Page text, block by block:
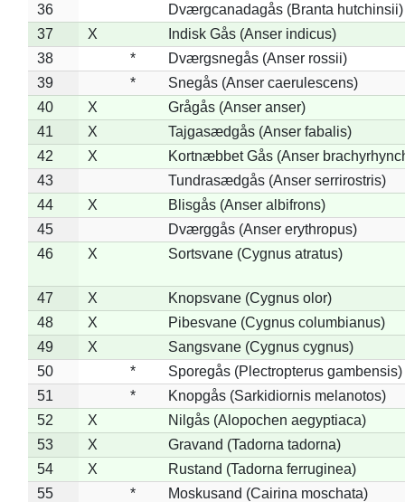
36
Dværgcanadagås (Branta hutchinsii)
37
X
Indisk Gås (Anser indicus)
38
*
Dværgsnegås (Anser rossii)
39
*
Snegås (Anser caerulescens)
40
X
Grågås (Anser anser)
41
X
Tajgasædgås (Anser fabalis)
42
X
Kortnæbbet Gås (Anser
43
Tundrasædgås (Anser serrirostris)
44
X
Blisgås (Anser albifrons)
45
Dværggås (Anser erythropus)
46
X Sortsvane (Cygnus atratus)
47 X
Knopsvane (Cygnus olor)
48
X
Pibesvane (Cygnus columbianus)
49
X
Sangsvane (Cygnus cygnus)
50
*
Sporegås (Plectropterus gambensis)
51
*
Knopgås (Sarkidiornis melanotos)
52
X
Nilgås (Alopochen aegyptiaca)
53
X
Gravand (Tadorna tadorna)
54
X
Rustand (Tadorna ferruginea)
55
*
Moskusand (Cairina moschata)